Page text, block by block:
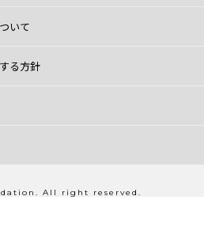
いて
る方針
All right reserved.